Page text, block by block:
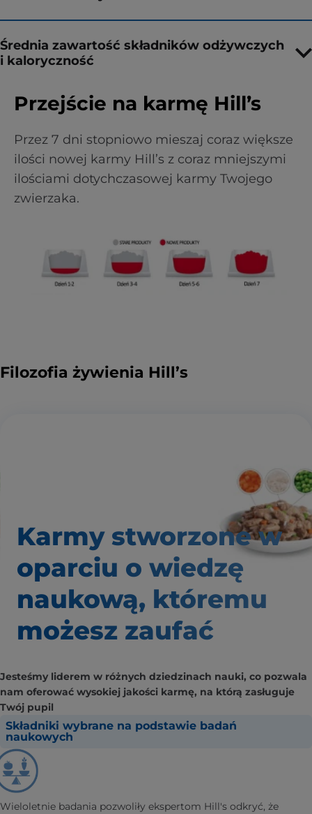
Średnia zawartość składników odżywczych
i kaloryczność
Przejście na karmę Hill’s
Przez 7 dni stopniowo mieszaj coraz większe
ilości nowej karmy Hill’s z coraz mniejszymi
ilościami dotychczasowej karmy Twojego
zwierzaka.
Filozofia żywienia Hill’s
Karmy stworzone w
oparciu o wiedzę
naukową, któremu
możesz zaufać
Jesteśmy liderem w różnych dziedzinach nauki, co pozwala
nam oferować wysokiej jakości karmę, na którą zasługuje
Twój pupil
Składniki wybrane na podstawie badań
naukowych
Wieloletnie badania pozwoliły ekspertom Hill's odkryć, że